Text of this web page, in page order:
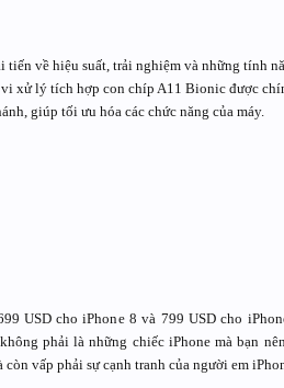
về hiệu suất, trải nghiệm và những tính
vi xử lý tích hợp con chíp A11 Bionic được
giúp tối ưu hóa các chức năng của máy.
USD cho iPhone 8 và 799 USD cho
phải là những chiếc iPhone mà bạn
còn vấp phải sự cạnh tranh của người em